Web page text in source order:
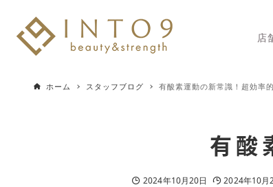
店
ホーム スタッフブログ 有酸素運動の新常識！超効率
有酸
2024年10月20日 2024年10月